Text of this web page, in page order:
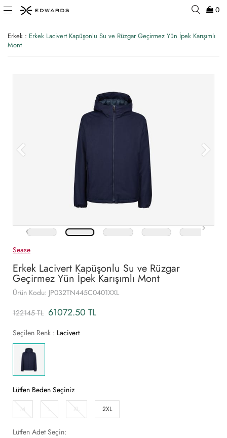
0
Erkek : Erkek Lacivert Kapüşonlu Su ve Rüzgar Geçirmez Yün İpek Karışımlı
Mont
Sease
Erkek Lacivert Kapüşonlu Su ve Rüzgar
Geçirmez Yün İpek Karışımlı Mont
Ürün Kodu: JP032TN445C0401XXL
122145 TL 61072.50 TL
Seçilen Renk : Lacivert
Lütfen Beden Seçiniz
M L XL 2XL
Lütfen Adet Seçin: